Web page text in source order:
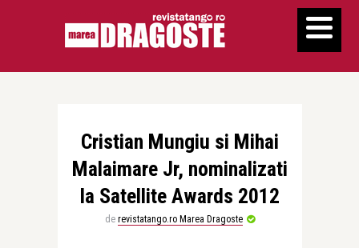
Cristian Mungiu si Mihai
Malaimare Jr, nominalizati
la Satellite Awards 2012
de revistatango.ro Marea Dragoste